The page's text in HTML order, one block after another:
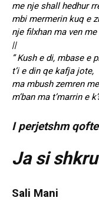
me nje shall hedhur
mbi mermerin kuq e
nje filxhan ma ven me
||
” Kush e di, mbase e
t’i e din qe kafja jote,
ma mbush zemren
m’ban ma t’marrin e
I perjetshm
Ja si
Sali Mani